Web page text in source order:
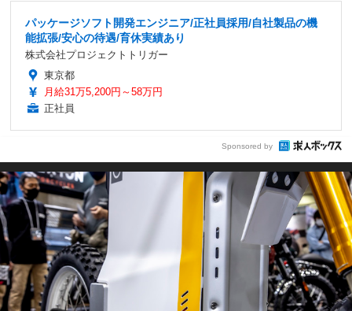
パッケージソフト開発エンジニア/正社員採用/自社製品の機
能拡張/安心の待遇/育休実績あり
株式会社プロジェクトトリガー
東京都
月給31万5,200円～58万円
正社員
Sponsored by